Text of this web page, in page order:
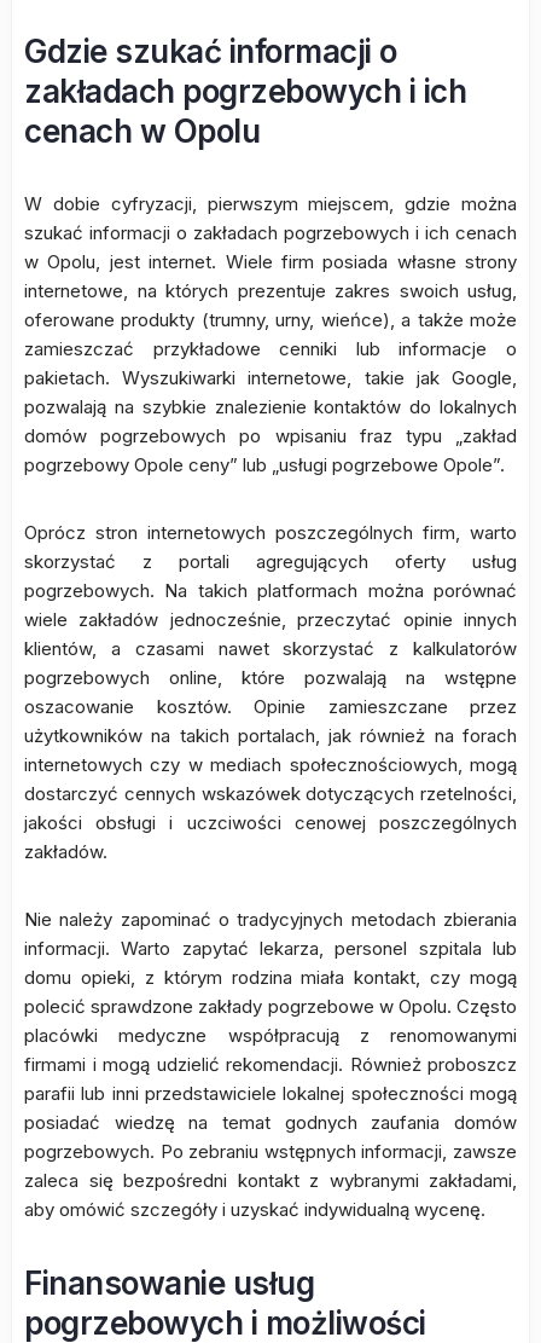
Gdzie szukać informacji o
zakładach pogrzebowych i ich
cenach w Opolu
W dobie cyfryzacji, pierwszym miejscem, gdzie można
szukać informacji o zakładach pogrzebowych i ich cenach
w Opolu, jest internet. Wiele firm posiada własne strony
internetowe, na których prezentuje zakres swoich usług,
oferowane produkty (trumny, urny, wieńce), a także może
zamieszczać przykładowe cenniki lub informacje o
pakietach. Wyszukiwarki internetowe, takie jak Google,
pozwalają na szybkie znalezienie kontaktów do lokalnych
domów pogrzebowych po wpisaniu fraz typu „zakład
pogrzebowy Opole ceny” lub „usługi pogrzebowe Opole”.
Oprócz stron internetowych poszczególnych firm, warto
skorzystać z portali agregujących oferty usług
pogrzebowych. Na takich platformach można porównać
wiele zakładów jednocześnie, przeczytać opinie innych
klientów, a czasami nawet skorzystać z kalkulatorów
pogrzebowych online, które pozwalają na wstępne
oszacowanie kosztów. Opinie zamieszczane przez
użytkowników na takich portalach, jak również na forach
internetowych czy w mediach społecznościowych, mogą
dostarczyć cennych wskazówek dotyczących rzetelności,
jakości obsługi i uczciwości cenowej poszczególnych
zakładów.
Nie należy zapominać o tradycyjnych metodach zbierania
informacji. Warto zapytać lekarza, personel szpitala lub
domu opieki, z którym rodzina miała kontakt, czy mogą
polecić sprawdzone zakłady pogrzebowe w Opolu. Często
placówki medyczne współpracują z renomowanymi
firmami i mogą udzielić rekomendacji. Również proboszcz
parafii lub inni przedstawiciele lokalnej społeczności mogą
posiadać wiedzę na temat godnych zaufania domów
pogrzebowych. Po zebraniu wstępnych informacji, zawsze
zaleca się bezpośredni kontakt z wybranymi zakładami,
aby omówić szczegóły i uzyskać indywidualną wycenę.
Finansowanie usług
pogrzebowych i możliwości